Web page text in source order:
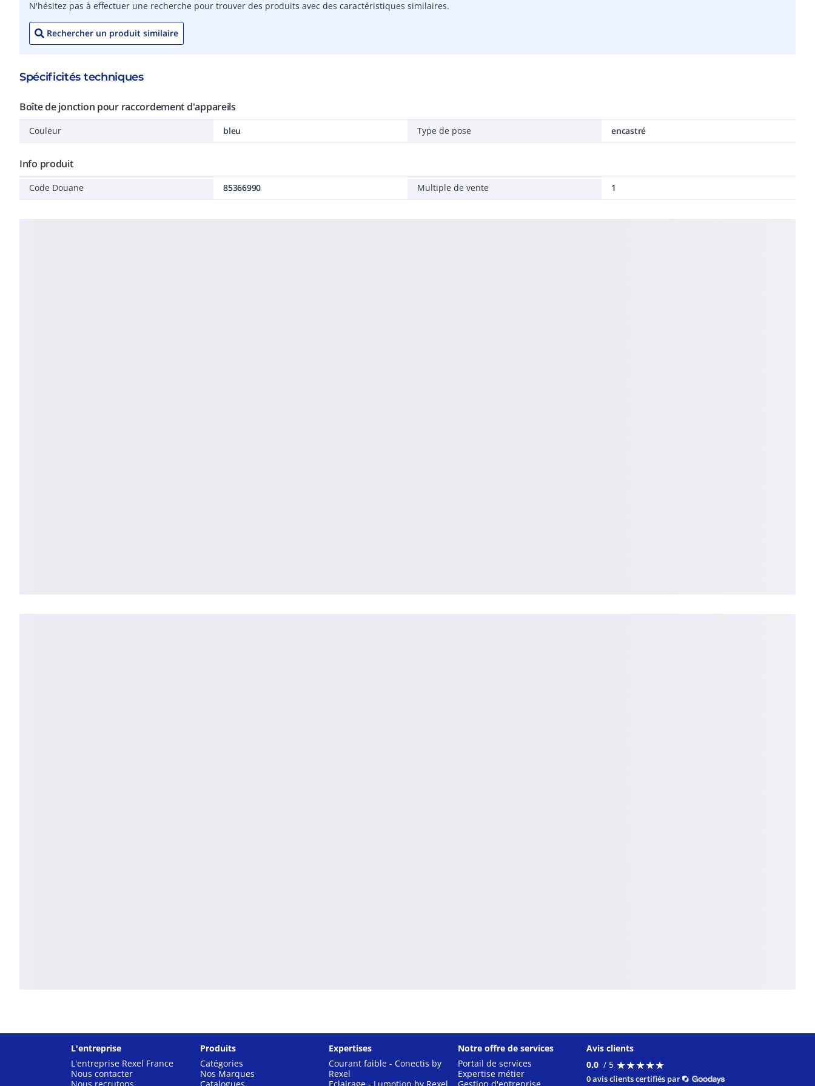
N'hésitez pas à effectuer une recherche pour trouver des produits avec des caractéristiques similaires.
Rechercher un produit similaire
Spécificités techniques
Boîte de jonction pour raccordement d'appareils
Couleur bleu Type de pose encastré
Info produit
Code Douane 85366990 Multiple de vente 1
L'entreprise
L'entreprise Rexel France
Nous contacter
Produits
Catégories
Nos Marques
Expertises
Courant faible - Conectis by
Rexel
Notre offre de services
Portail de services
Expertise métier
Avis clients
0.0 / 5 ★★★★★
★★★★★
0 avis clients certifiés par